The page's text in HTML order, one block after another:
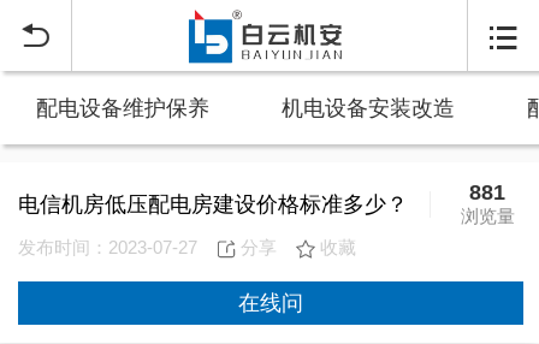
 
配电设备维护保养 机电设备安装改造
电信机房低压配电房建设价格标准多少？ 881
浏览量
发布时间：2023-07-27
分享 收藏
在线问